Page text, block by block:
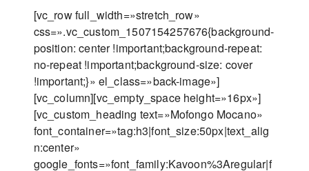
[vc_row full_width=»stretch_row»
css=».vc_custom_1507154257676{background-
position: center !important;background-repeat:
no-repeat !important;background-size: cover
!important;}» el_class=»back-image»]
[vc_column][vc_empty_space height=»16px»]
[vc_custom_heading text=»Mofongo Mocano»
font_container=»tag:h3|font_size:50px|text_alig
n:center»
google_fonts=»font_family:Kavoon%3Aregular|f